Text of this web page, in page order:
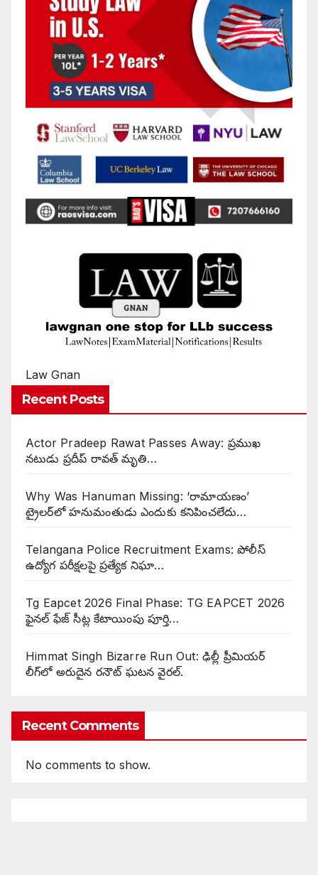
Law Gnan
Recent Posts
Actor Pradeep Rawat Passes Away: ప్రముఖ
నటుడు ప్రదీప్ రావత్ మృతి…
Why Was Hanuman Missing: ‘రామాయణం’
ట్రైలర్‌లో హనుమంతుడు ఎందుకు కనిపించలేదు…
Telangana Police Recruitment Exams: పోలీస్
ఉద్యోగ పరీక్షలపై ప్రత్యేక నిఘా…
Tg Eapcet 2026 Final Phase: TG EAPCET 2026
ఫైనల్ ఫేజ్ సీట్ల కేటాయింపు పూర్తి…
Himmat Singh Bizarre Run Out: ఢిల్లీ ప్రీమియర్
లీగ్‌లో అరుదైన రనౌట్ ఘటన వైరల్.
Recent Comments
No comments to show.